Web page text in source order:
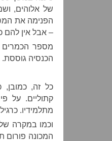
של אלוהים,
הפנימה את
– אבל אין להם
מספר הכמרים
הכנסיה גוססת.
כל זה, כמובן,
קתוליים. על
מתלמידיו.
וכמו במקרה
המכונה פורום